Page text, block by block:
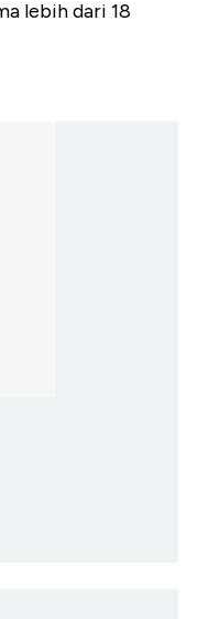
lebih dari 18